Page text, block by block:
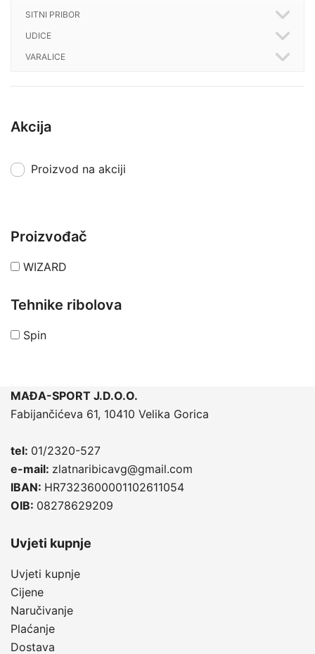
SITNI PRIBOR
UDICE
VARALICE
Akcija
Proizvod na akciji
Proizvođač
WIZARD
Tehnike ribolova
Spin
MAĐA-SPORT J.D.O.O.
Fabijančićeva 61, 10410 Velika Gorica
tel: 01/2320-527
e-mail: zlatnaribicavg@gmail.com
IBAN: HR7323600001102611054
OIB: 08278629209
Uvjeti kupnje
Uvjeti kupnje
Cijene
Naručivanje
Plaćanje
Dostava